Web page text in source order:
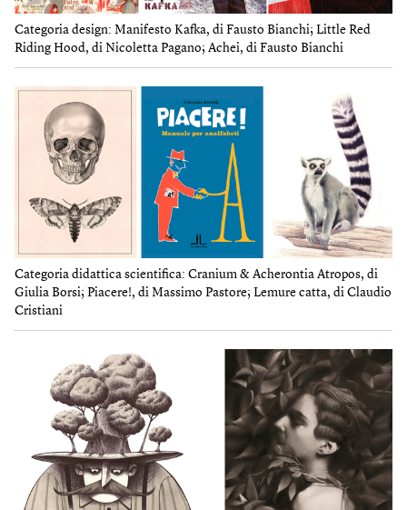
Categoria design: Manifesto Kafka, di Fausto Bianchi; Little Red
Riding Hood, di Nicoletta Pagano; Achei, di Fausto Bianchi
Categoria didattica scientifica: Cranium & Acherontia Atropos, di
Giulia Borsi; Piacere!, di Massimo Pastore; Lemure catta, di Claudio
Cristiani